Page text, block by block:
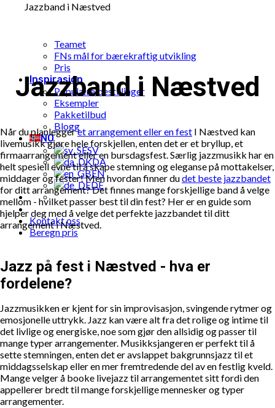
Om
Teamet
FNs mål for bærekraftig utvikling
Pris
Inspirasjon
Populære bestillinger
Eksempler
Pakketilbud
Blogg
NO
SV
DA
EN
DE
Kontakt oss
Beregn pris
Jazzband i Næstved
Jazzband i Næstved
Når du planleggeret arrangement eller en fest I Næstved kan
livemusikk gjøre hele forskjellen, enten det er et bryllup, et
firmaarrangement eller en bursdagsfest. Særlig jazzmusikk har en
helt spesiell evne til å skape stemning og eleganse på mottakelser,
middager og fester! Men hvordan finner dudet beste jazzbandet
for ditt arrangement? Det finnes mange forskjellige band å velge
mellom - hvilket passer best til din fest? Her er en guide som
hjelper deg med å velge det perfekte jazzbandet til ditt
arrangement i Næstved.
Jazz på fest i Næstved - hva er
fordelene?
Jazzmusikken er kjent for sin improvisasjon, svingende rytmer og
emosjonelle uttrykk. Jazz kan være alt fra det rolige og intime til
det livlige og energiske, noe som gjør den allsidig og passer til
mange typer arrangementer. Musikksjangeren er perfekt til å
sette stemningen, enten det er avslappet bakgrunnsjazz til et
middagsselskap eller en mer fremtredende del av en festlig kveld.
Mange velger å booke livejazz til arrangementet sitt fordi den
appellerer bredt til mange forskjellige mennesker og typer
arrangementer.